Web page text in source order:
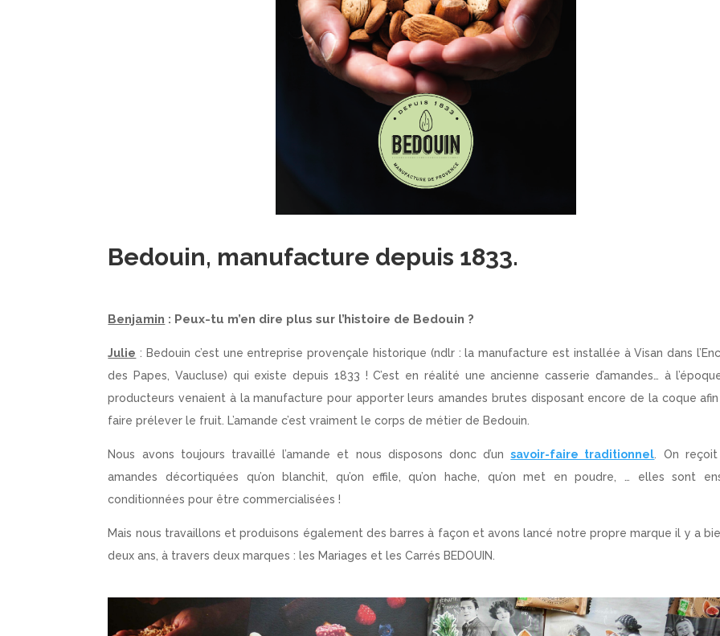
Bedouin, manufacture depuis 1833.
Benjamin : Peux-tu m’en dire plus sur l’histoire de Bedouin ?
Julie : Bedouin c’est une entreprise provençale historique (ndlr : la manufacture est installée à Visan dans
des Papes, Vaucluse) qui existe depuis 1833 ! C’est en réalité une ancienne casserie d’amandes… à
producteurs venaient à la manufacture pour apporter leurs amandes brutes disposant encore de la coque afin
faire prélever le fruit. L’amande c’est vraiment le corps de métier de Bedouin.
Nous avons toujours travaillé l’amande et nous disposons donc d’unsavoir-faire traditionnel. On
amandes décortiquées qu’on blanchit, qu’on effile, qu’on hache, qu’on met en poudre, … elles sont
conditionnées pour être commercialisées !
Mais nous travaillons et produisons également des barres à façon et avons lancé notre propre marque il y a
deux ans, à travers deux marques : les Mariages et les Carrés BEDOUIN.